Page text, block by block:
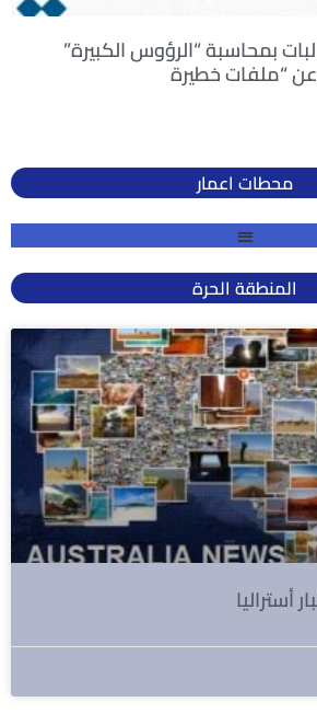
بمحاسبة “الرؤوس الكبيرة”
محطات اعمار
المنطقة الحرة